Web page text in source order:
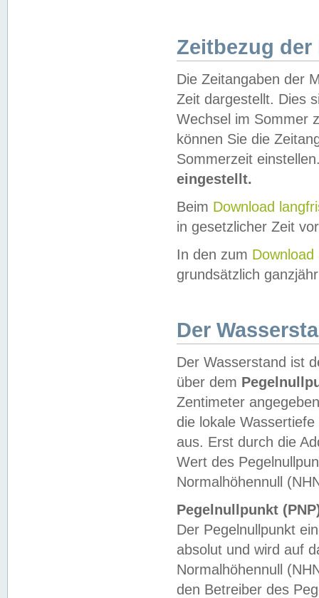
Zeitbezug der
Die Zeitangaben der
Zeit dargestellt. Dies
Wechsel im Sommer
können Sie die
Sommerzeit
eingestellt.
Beim Download
in gesetzlicher Zeit
In den zum Download
grundsätzlich
Der
Der Wasserstand ist
über dem
Zentimeter
die lokale
aus. Erst durch die
Wert des
Normalhöhennull
Pegelnullpunkt
Der Pegelnullpunkt
absolut und wird auf
Normalhöhennull
den Betreiber des